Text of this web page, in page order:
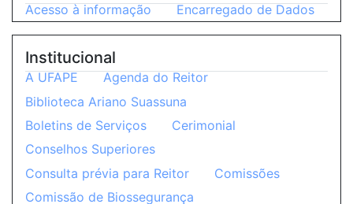
Acesso à informação Encarregado de Dados
Institucional
A UFAPE
Agenda do Reitor
Biblioteca Ariano Suassuna
Boletins de Serviços
Cerimonial
Conselhos Superiores
Consulta prévia para Reitor
Comissões
Comissão de Biossegurança